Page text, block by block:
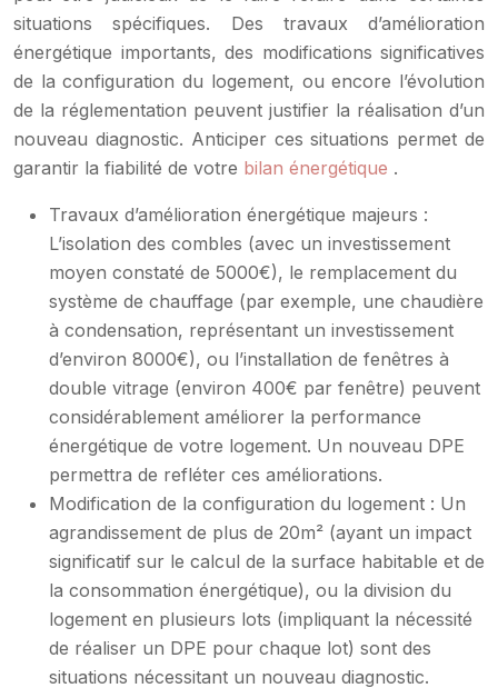
situations spécifiques. Des travaux d’amélioration
énergétique importants, des modifications significatives
de la configuration du logement, ou encore l’évolution
de la réglementation peuvent justifier la réalisation d’un
nouveau diagnostic. Anticiper ces situations permet de
garantir la fiabilité de votre bilan énergétique .
Travaux d’amélioration énergétique majeurs :
L’isolation des combles (avec un investissement
moyen constaté de 5000€), le remplacement du
système de chauffage (par exemple, une chaudière
à condensation, représentant un investissement
d’environ 8000€), ou l’installation de fenêtres à
double vitrage (environ 400€ par fenêtre) peuvent
considérablement améliorer la performance
énergétique de votre logement. Un nouveau DPE
permettra de refléter ces améliorations.
Modification de la configuration du logement : Un
agrandissement de plus de 20m² (ayant un impact
significatif sur le calcul de la surface habitable et de
la consommation énergétique), ou la division du
logement en plusieurs lots (impliquant la nécessité
de réaliser un DPE pour chaque lot) sont des
situations nécessitant un nouveau diagnostic.